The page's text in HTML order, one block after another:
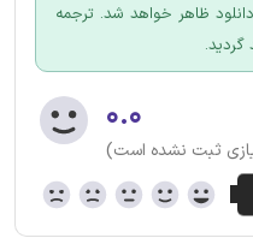
ظاهر خواهد شد. ترجمه
گردید.
۰.۰
ثبت نشده است)